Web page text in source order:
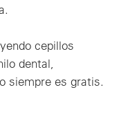
cepillos
dental,
siempre es gratis.